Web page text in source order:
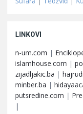
LINKOVI
n-um.com |
islamhouse.com |
zijadljakic.ba |
minber.ba |
putsredine.com |
|